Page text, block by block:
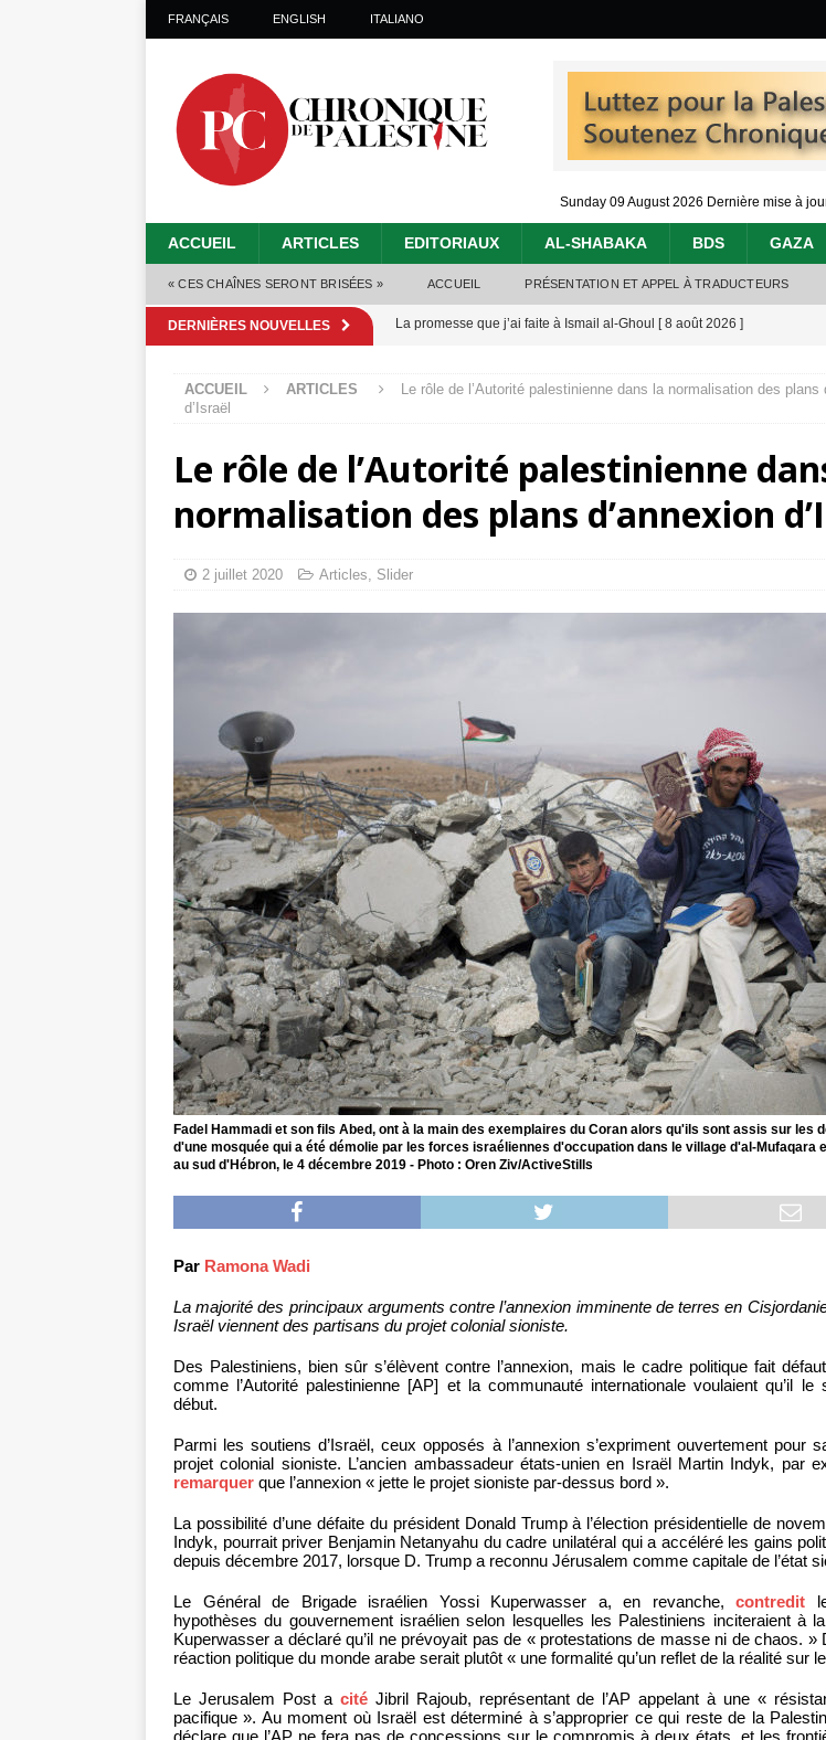
FRANÇAIS ENGLISH ITALIANO
Sunday 09 August 2026 Dernière mise à
ACCUEIL ARTICLES EDITORIAUX AL-SHABAKA BDS GAZA
« CES CHAÎNES SERONT BRISÉES » ACCUEIL PRÉSENTATION ET APPEL À TRADUCTEURS
DERNIÈRES NOUVELLES La promesse que j’ai faite à Ismail al-Ghoul [ 8 août 2026 ]
crise sanitaire déjà dramatique [ 7 août 2026 ]
6 août 2026 ]
Mille jours de génocide : l’histoire de Gaza au-delà des chiffres [ 5
ACCUEIL ARTICLES
Le rôle de l’Autorité palestinienne dans la normalisation des plans
d’Israël
Le rôle de l’Autorité palestinienne
normalisation des plans d’annexion
2 juillet 2020 Articles, Slider
Fadel Hammadi et son fils Abed, ont à la main des exemplaires du Coran alors qu'ils sont assis sur les
d'une mosquée qui a été démolie par les forces israéliennes d'occupation dans le village d'al-Mufaqara
au sud d'Hébron, le 4 décembre 2019 - Photo : Oren Ziv/ActiveStills
Par Ramona Wadi
La majorité des principaux arguments contre l’annexion imminente de terres en
Israël viennent des partisans du projet colonial sioniste.
Des Palestiniens, bien sûr s’élèvent contre l’annexion, mais le cadre politique fait
comme l’Autorité palestinienne [AP] et la communauté internationale voulaient qu’il le
début.
Parmi les soutiens d’Israël, ceux opposés à l’annexion s’expriment ouvertement pour
projet colonial sioniste. L’ancien ambassadeur états-unien en Israël Martin Indyk, par
remarquer que l’annexion « jette le projet sioniste par-dessus bord ».
La possibilité d’une défaite du président Donald Trump à l’élection présidentielle de
Indyk, pourrait priver Benjamin Netanyahu du cadre unilatéral qui a accéléré les gains
depuis décembre 2017, lorsque D. Trump a reconnu Jérusalem comme capitale de l’état
Le Général de Brigade israélien Yossi Kuperwasser a, en revanche,contredit
hypothèses du gouvernement israélien selon lesquelles les Palestiniens inciteraient à
Kuperwasser a déclaré qu’il ne prévoyait pas de « protestations de masse ni de chaos. »
réaction politique du monde arabe serait plutôt « une formalité qu’un reflet de la réalité sur
Le Jerusalem Post a citéJibril Rajoub, représentant de l’AP appelant à une «
pacifique ». Au moment où Israël est déterminé à s’approprier ce qui reste de la
déclare que l’AP ne fera pas de concessions sur le compromis à deux états, et les